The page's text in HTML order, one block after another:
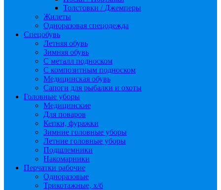
Толстовки / Джемперы
Жилеты
Одноразовая спецодежда
Спецобувь
Летняя обувь
Зимняя обувь
С металл подноском
С композитным подноском
Медицинская обувь
Сапоги для рыбалки и охоты
Головные уборы
Медицинские
Для поваров
Кепки, фуражки
Зимние головные уборы
Летние головные уборы
Подшлемники
Накомарники
Перчатки рабочие
Одноразовые
Трикотажные, х/б